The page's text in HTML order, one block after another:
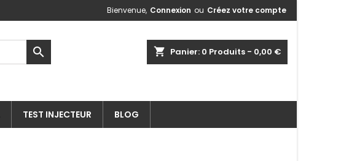
Bienvenue, Connexion ou Créez votre compte
shopping_cart Panier: 0 Produits - 0,00 €

TEST INJECTEUR BLOG